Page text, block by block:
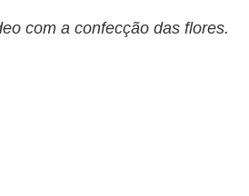
com a confecção das flores.